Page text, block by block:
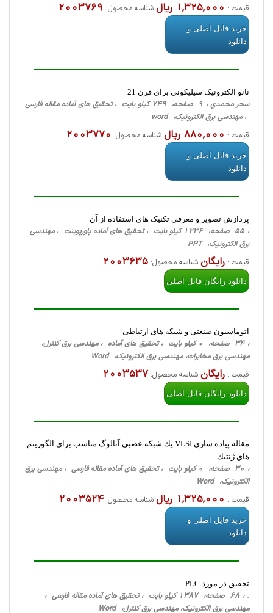
قیمت : 1,325,000 ریال شناسه محصول: 2003769
خرید فایل اصلی و
دانلود
نانو الکترونیک سیلیکونی برای قرن 21
سحر محمدي ، 9 صفحه، 749 کیلو بایت ، تحقیق های آماده مقاله فارسی
، مهندسی برق الکترونیک، word
قیمت : 880,000 ریال شناسه محصول: 2003770
خرید فایل اصلی و
دانلود
پردازش تصویر و معرفی تکنیک های استفاده از آن
، 55 صفحه، 1236 کیلو بایت ، تحقیق های آماده پاورپوینت ، مهندسی
برق الکترونیک، PPT
قیمت : رایگانشناسه محصول: 2003635
دانلود رایگان فایل اصلی
اتوماسيون صنعتی و شبكه های ارتباطی
، 34 صفحه، 0 کیلو بایت ، تحقیق های آماده ، مهندسی برق کنترل،
مهندسی برق مخابرات، مهندسی برق الکترونیک، Word
قیمت : رایگانشناسه محصول: 2003537
دانلود رایگان فایل اصلی
مقاله پياده سازي VLSI يك شبكه عصبي آنالوگ مناسب براي الگوريتم
هاي ژنتيك
، 30 صفحه، 0 کیلو بایت ، تحقیق های آماده مقاله فارسی ، مهندسی برق
الکترونیک، Word
قیمت : 1,325,000 ریال شناسه محصول:2003524
خرید فایل اصلی و
دانلود
تحقیق در مورد PLC
. ، 68 صفحه، 1387 کیلو بایت ، تحقیق های آماده مقاله فارسی ،
مهندسی برق الکترونیک، مهندسی برق کنترل، Word